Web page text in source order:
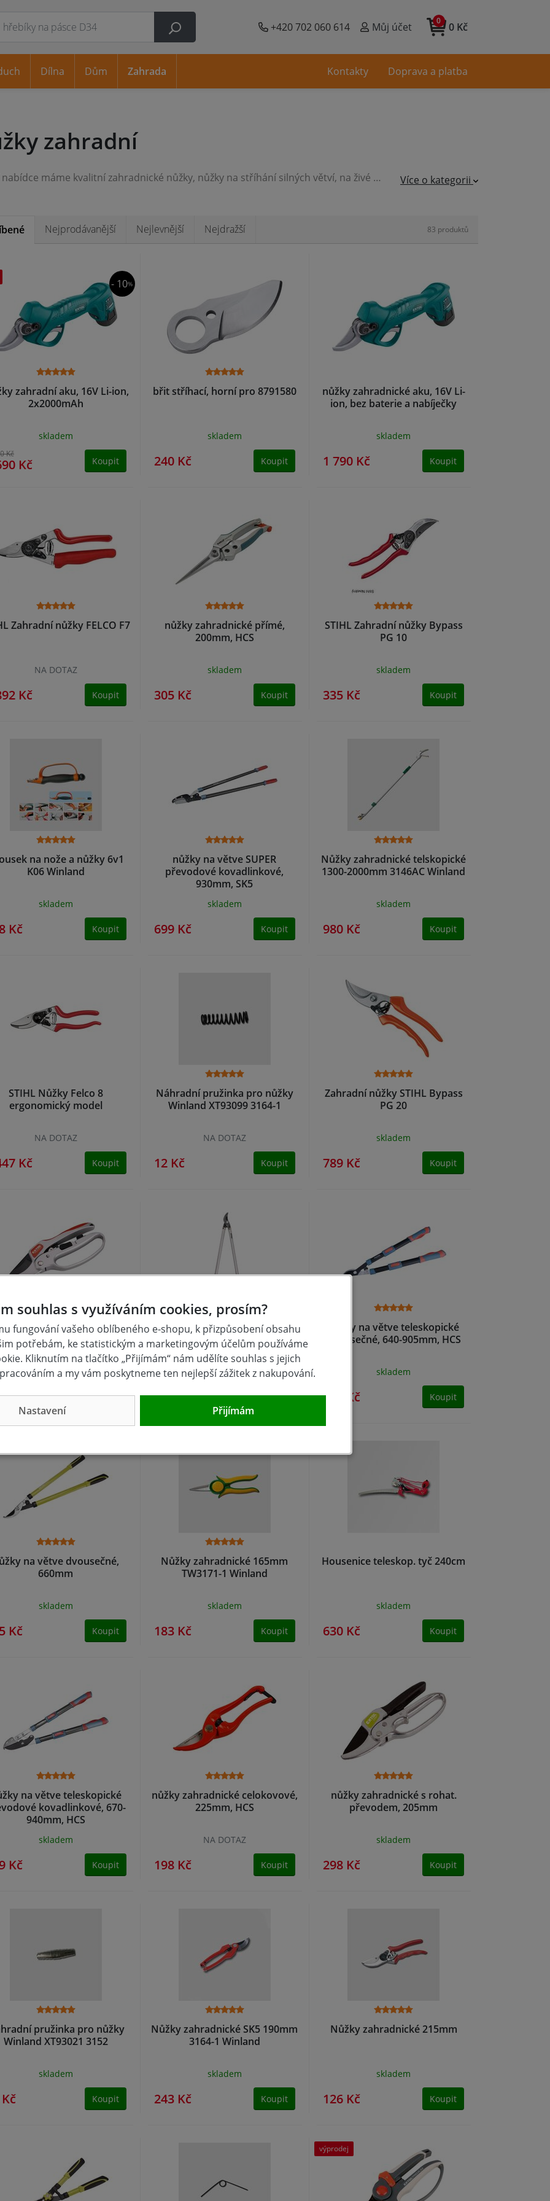
+420 702 060 614 Můj účet 0 Kč
0
zahradní
V naší nabídce máme kvalitní zahradnické nůžky, nůžky na stříhání silných větví, na živé ploty, housenice s pilkou, nůžky ke stříhání a prořezávání větví v koruně stromů bez nutnosti použití žebříku, a jiné. Více o kategorii
Nejprodávanější Nejlevnější Nejdražší
zahradní aku, 16V Li-ion,
2x2000mAh
- 10%
skladem
Kč
Kč Koupit
břit stříhací, horní pro 8791580
skladem
240 Kč Koupit
nůžky zahradnické aku, 16V Li-
ion, bez baterie a nabíječky
skladem
1 790 Kč Koupit
Zahradní nůžky FELCO F7
NA DOTAZ
Kč Koupit
nůžky zahradnické přímé,
200mm, HCS
skladem
305 Kč Koupit
STIHL Zahradní nůžky Bypass
PG 10
skladem
335 Kč Koupit
na nože a nůžky 6v1
K06 Winland
skladem
Kč Koupit
nůžky na větve SUPER
převodové kovadlinkové,
930mm, SK5
skladem
699 Kč Koupit
Nůžky zahradnické telskopické
1300-2000mm 3146AC Winland
skladem
980 Kč Koupit
STIHL Nůžky Felco 8
ergonomický model
NA DOTAZ
Kč Koupit
Náhradní pružinka pro nůžky
Winland XT93099 3164-1
NA DOTAZ
12 Kč Koupit
Zahradní nůžky STIHL Bypass
PG 20
skladem
789 Kč Koupit
zahradnické s rohat.
převodem, 205mm, SK5
skladem
Kč Koupit
STIHL Pákové nůžky PB 10
skladem
1 436 Kč Koupit
nůžky na větve teleskopické
dvousečné, 640-905mm, HCS
skladem
569 Kč Koupit
na větve dvousečné,
660mm
skladem
Kč Koupit
Nůžky zahradnické 165mm
TW3171-1 Winland
skladem
183 Kč Koupit
Housenice teleskop. tyč 240cm
skladem
630 Kč Koupit
na větve teleskopické
kovadlinkové, 670-
940mm, HCS
skladem
Kč Koupit
nůžky zahradnické celokovové,
225mm, HCS
NA DOTAZ
198 Kč Koupit
nůžky zahradnické s rohat.
převodem, 205mm
skladem
298 Kč Koupit
pružinka pro nůžky
Winland XT93021 3152
skladem
Koupit
Nůžky zahradnické SK5 190mm
3164-1 Winland
skladem
243 Kč Koupit
Nůžky zahradnické 215mm
skladem
126 Kč Koupit
výprodej
Dílna Dům Zahrada Kontakty Doprava a platba
souhlas s využíváním cookies, prosím?
fungování vašeho oblíbeného e-shopu, k přizpůsobení obsahu
potřebám, ke statistickým a marketingovým účelům používáme
Kliknutím na tlačítko „Přijímám“ nám udělíte souhlas s jejich
a my vám poskytneme ten nejlepší zážitek z nakupování.
Nastavení Přijímám